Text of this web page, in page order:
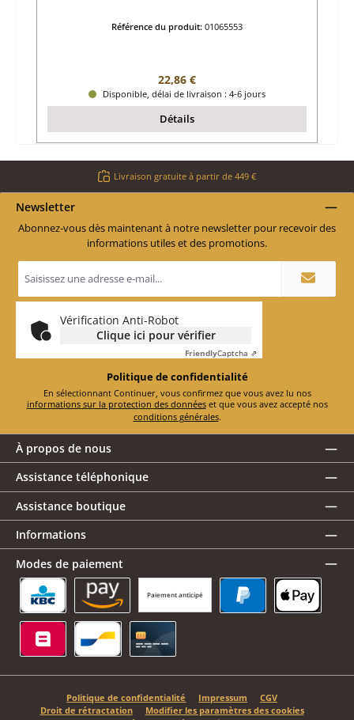
Référence du produit: 01065553
Prix régulier :
22,86 €
Disponible, délai de livraison : 4-6 jours
Détails
Livraison gratuite à partir de 449 €
Newsletter
Abonnez-vous dès maintenant à notre newsletter pour recevoir des
informations utiles et des promotions.
e-
*
Vérification Anti-Robot
Clique ici pour vérifier
FriendlyCaptcha ⇗
Politique de confidentialité
En sélectionnant Continuer, vous confirmez que vous avez lu nos
informations sur la protection des données
et que vous avez accepté nos
conditions générales.
À propos de nous
Assistance téléphonique
Assistance boutique
Informations
Modes de paiement
Paiement anticipé
KBC/CBC Payment Button
Amazon Pay
Politique de confidentialité Impressum
CGV
Droit de rétractation
Modifier les paramètres des cookies